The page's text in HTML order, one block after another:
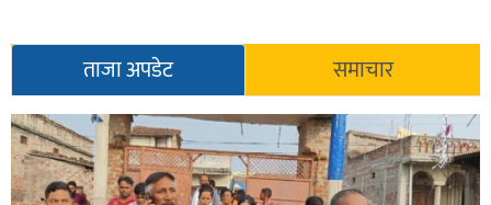
ताजा अपडेट समाचार